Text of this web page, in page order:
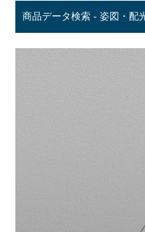
商品データ検索 - 姿図・配